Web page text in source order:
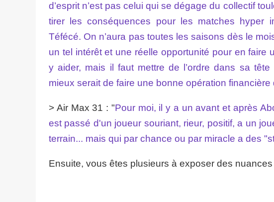
d’esprit n’est pas celui qui se dégage du collectif
tirer les conséquences pour les matches hyper
Téfécé. On n’aura pas toutes les saisons dès le
un tel intérêt et une réelle opportunité pour en
y aider, mais il faut mettre de l’ordre dans sa tête
mieux serait de faire une bonne opération financière
> Air Max 31 : "Pour moi, il y a un avant et après
est passé d'un joueur souriant, rieur, positif, a un
terrain... mais qui par chance ou par miracle a des
Ensuite, vous êtes plusieurs à exposer des